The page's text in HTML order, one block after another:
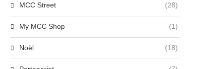
MCC Street (28)
My MCC Shop (1)
Noël (18)